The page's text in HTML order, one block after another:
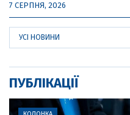
7 СЕРПНЯ, 2026
УСІ НОВИНИ
ПУБЛІКАЦІЇ